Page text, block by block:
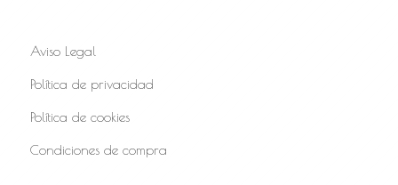
Aviso Legal
Política de privacidad
Política de cookies
Condiciones de compra